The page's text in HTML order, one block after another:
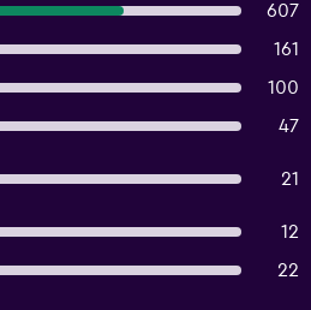
607
161
100
47
21
12
22